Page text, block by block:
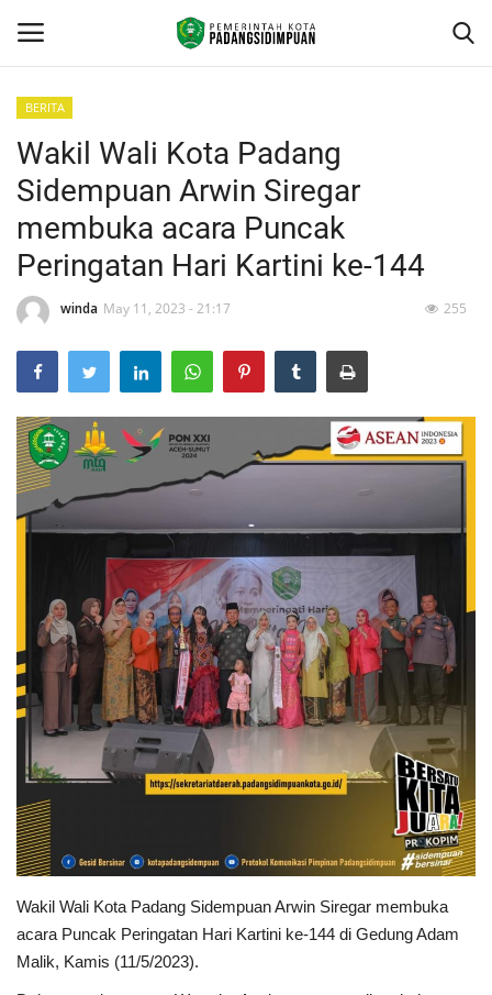
Beranda
KONTAK
Contact
arcgis
PROFILE
GEOGRAFIS DAERAH
DEMOGRAFI
PEMERINTAHAN
SEJARAH
DOKUMENTASI
VISI MISI
OPD
KONTAK
DANA DESA
Language
English INDONESIA
BERITA
Wakil Wali Kota Padang
Sidempuan Arwin Siregar
membuka acara Puncak
Peringatan Hari Kartini ke-144
winda May 11, 2023 - 21:17 255
Wakil Wali Kota Padang Sidempuan Arwin Siregar membuka
acara Puncak Peringatan Hari Kartini ke-144 di Gedung Adam
Malik, Kamis (11/5/2023).